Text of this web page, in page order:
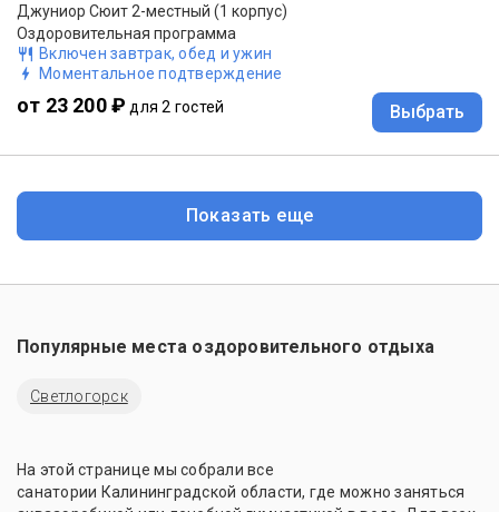
Джуниор Сюит 2-местный (1 корпус)
Оздоровительная программа
Включен завтрак, обед и ужин
Моментальное подтверждение
от 23 200 ₽ для 2 гостей Выбрать
Показать еще
Популярные места оздоровительного отдыха
Светлогорск
На этой странице мы собрали все
санатории Калининградской области, где можно заняться